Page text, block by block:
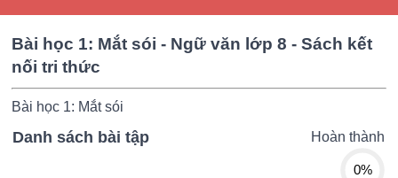
Bài học 1: Mắt sói - Ngữ văn lớp 8 - Sách kết
nối tri thức
Bài học 1: Mắt sói
Danh sách bài tập Hoàn thành
0%